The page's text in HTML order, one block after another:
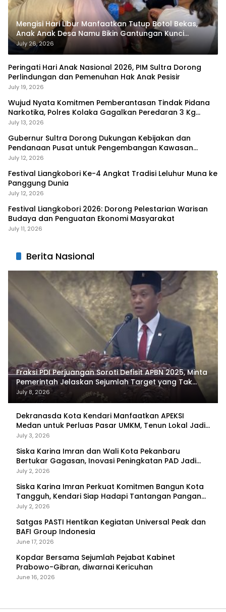
Mengisi Hari Libur Manfaatkan Tutup Botol Bekas,
Anak Anak Desa Namu Bikin Gantungan Kunci
Bernilai Ekonomi
July 26, 2026
Peringati Hari Anak Nasional 2026, PIM Sultra Dorong
Perlindungan dan Pemenuhan Hak Anak Pesisir
July 19, 2026
Wujud Nyata Komitmen Pemberantasan Tindak Pidana
Narkotika, Polres Kolaka Gagalkan Peredaran 3 Kg
Sabu-Sabu
July 13, 2026
Gubernur Sultra Dorong Dukungan Kebijakan dan
Pendanaan Pusat untuk Pengembangan Kawasan
Liangkobhori
July 12, 2026
Festival Liangkobori Ke-4 Angkat Tradisi Leluhur Muna ke
Panggung Dunia
July 12, 2026
Festival Liangkobori 2026: Dorong Pelestarian Warisan
Budaya dan Penguatan Ekonomi Masyarakat
July 11, 2026
Berita Nasional
Fraksi PDI Perjuangan Soroti Defisit APBN 2025, Minta
Pemerintah Jelaskan Sejumlah Target yang Tak
Tercapai
July 8, 2026
Dekranasda Kota Kendari Manfaatkan APEKSI
Medan untuk Perluas Pasar UMKM, Tenun Lokal Jadi
Primadona
July 3, 2026
Siska Karina Imran dan Wali Kota Pekanbaru
Bertukar Gagasan, Inovasi Peningkatan PAD Jadi
Fokus Diskusi
July 2, 2026
Siska Karina Imran Perkuat Komitmen Bangun Kota
Tangguh, Kendari Siap Hadapi Tantangan Pangan
dan Bencana
July 2, 2026
Satgas PASTI Hentikan Kegiatan Universal Peak dan
BAFI Group Indonesia
June 17, 2026
Kopdar Bersama Sejumlah Pejabat Kabinet
Prabowo-Gibran, diwarnai Kericuhan
June 16, 2026